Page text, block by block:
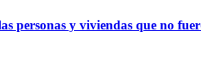
personas y viviendas que no